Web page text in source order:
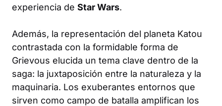
experiencia de Star Wars.
Además, la representación del planeta Katou
contrastada con la formidable forma de
Grievous elucida un tema clave dentro de la
saga: la juxtaposición entre la naturaleza y la
maquinaria. Los exuberantes entornos que
sirven como campo de batalla amplifican los